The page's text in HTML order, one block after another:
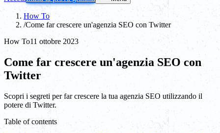
How To
/Come far crescere un'agenzia SEO con Twitter
How To11 ottobre 2023
Come far crescere un'agenzia SEO con
Twitter
Scopri i segreti per far crescere la tua agenzia SEO utilizzando il
potere di Twitter.
Table of contents